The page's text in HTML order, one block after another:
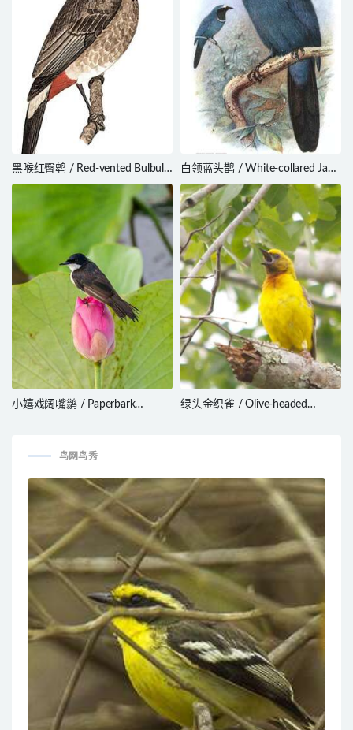
黑喉红臀鹎 / Red-vented Bulbul /
Pycnonotus cafer
白领蓝头鹊 / White-collared Jay /
Cyanolyca viridicyanus
小嬉戏阔嘴鹟 / Paperbark
绿头金织雀 / Olive-headed
鸟网鸟秀